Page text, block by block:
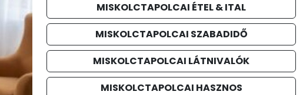
MISKOLCTAPOLCAI ÉTEL & ITAL
MISKOLCTAPOLCAI SZABADIDŐ
MISKOLCTAPOLCAI LÁTNIVALÓK
MISKOLCTAPOLCAI HASZNOS